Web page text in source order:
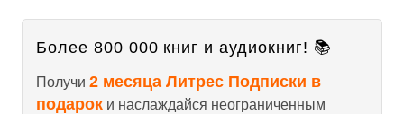
Более 800 000 книг и аудиокниг! 📚
Получи 2 месяца Литрес Подписки в
подарок и наслаждайся неограниченным